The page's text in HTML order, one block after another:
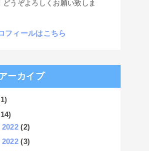
どうぞよろしくお願い致しま
フィールはこちら
ーカイブ
2022(2)
2022(3)